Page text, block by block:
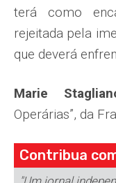
terá como
rejeitada pela
que deverá
Marie
Operárias”, da
Contribua